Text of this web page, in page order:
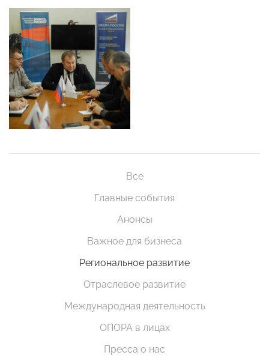
Все
Главные события
Анонсы
Важное для бизнеса
Региональное развитие
Отраслевое развитие
Международная деятельность
ОПОРА в лицах
Пресса о нас